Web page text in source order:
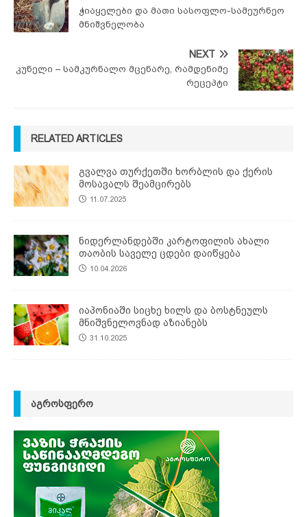
ჭიაყელები და მათი სასოფლო-სამეურნეო
მნიშვნელობა
NEXT
კუნელი – სამკურნალო მცენარე, რამდენიმე
რეცეპტი
RELATED ARTICLES
გვალვა თურქეთში ხორბლის და ქერის
მოსავალს შეამცირებს
11.07.2025
ნიდერლანდებში კარტოფილის ახალი
თაობის საველე ცდები დაიწყება
10.04.2026
იაპონიაში სიცხე ხილს და ბოსტნეულს
მნიშვნელოვნად აზიანებს
31.10.2025
ᲐᲒᲠᲝᲡᲤᲔᲠᲝ